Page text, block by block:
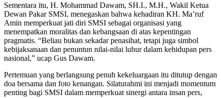
Sementara itu, H. Mohammad Dawam, SH.I., M.H., Wakil Ketua
Dewan Pakar SMSI, menegaskan bahwa kehadiran KH. Ma’ruf
Amin memperkuat jati diri SMSI sebagai organisasi yang
menempatkan moralitas dan kebangsaan di atas kepentingan
pragmatis. “Beliau bukan sekadar penasihat, tetapi juga simbol
kebijaksanaan dan penuntun nilai-nilai luhur dalam kehidupan pers
nasional,” ucap Gus Dawam.
Pertemuan yang berlangsung penuh kekeluargaan itu ditutup dengan
doa bersama dan foto kenangan. Silaturahmi ini menjadi momentum
penting bagi SMSI dalam memperkuat sinergi antara insan pers,